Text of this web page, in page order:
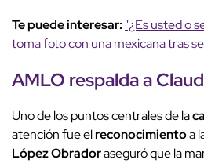
Te puede interesar: "¿Es usted o
toma foto con una mexicana tras
AMLO respalda a
Uno de los puntos centrales de la
atención fue elreconocimientoa
López Obradoraseguró que la